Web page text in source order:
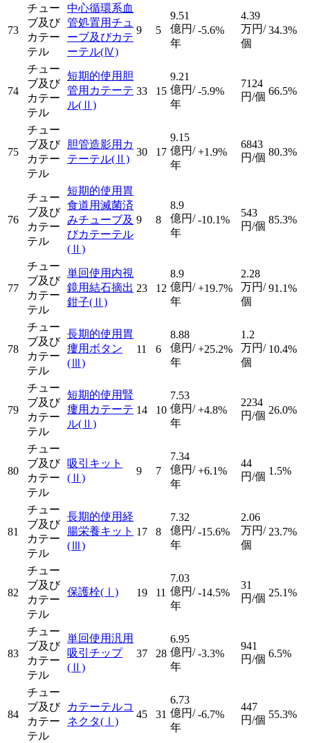
73
チュー
ブ及び
カテー
テル
中心循環系血
管処置用チュ
ーブ及びカテ
ーテル(Ⅳ)
9 5
9.51
億円/
年
-5.6%
4.39
万円/
個
34.3%
74
チュー
ブ及び
カテー
テル
短期的使用胆
管用カテーテ
ル(Ⅱ)
33 15
9.21
億円/
年
-5.9%
7124
円/個 66.5%
75
チュー
ブ及び
カテー
テル
胆管造影用カ
テーテル(Ⅱ)
30 17
9.15
億円/
年
+1.9%
6843
円/個 80.3%
76
チュー
ブ及び
カテー
テル
短期的使用胃
食道用滅菌済
みチューブ及
びカテーテル
(Ⅱ)
9 8
8.9
億円/
年
-10.1%
543
円/個
85.3%
77
チュー
ブ及び
カテー
テル
単回使用内視
鏡用結石摘出
鉗子(Ⅱ)
23 12
8.9
億円/
年
+19.7%
2.28
万円/
個
91.1%
78
チュー
ブ及び
カテー
テル
長期的使用胃
瘻用ボタン
(Ⅲ)
11 6
8.88
億円/
年
+25.2%
1.2
万円/
個
10.4%
79
チュー
ブ及び
カテー
テル
短期的使用腎
瘻用カテーテ
ル(Ⅱ)
14 10
7.53
億円/
年
+4.8%
2234
円/個 26.0%
80
チュー
ブ及び
カテー
テル
吸引キット
(Ⅱ)
9 7
7.34
億円/
年
+6.1%
44
円/個 1.5%
81
チュー
ブ及び
カテー
テル
長期的使用経
腸栄養キット
(Ⅲ)
17 8
7.32
億円/
年
-15.6%
2.06
万円/
個
23.7%
82
チュー
ブ及び
カテー
テル
保護栓(Ⅰ) 19 11
7.03
億円/
年
-14.5%
31
円/個 25.1%
83
チュー
ブ及び
カテー
テル
単回使用汎用
吸引チップ
(Ⅱ)
37 28
6.95
億円/
年
-3.3%
941
円/個 6.5%
84
チュー
ブ及び
カテー
テル
カテーテルコ
ネクタ(Ⅰ)
45 31
6.73
億円/
年
-6.7%
447
円/個 55.3%